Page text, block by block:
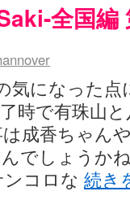
全国編
気になった点
時で有珠山
成香ちゃん
でしょうか
コロな 続き